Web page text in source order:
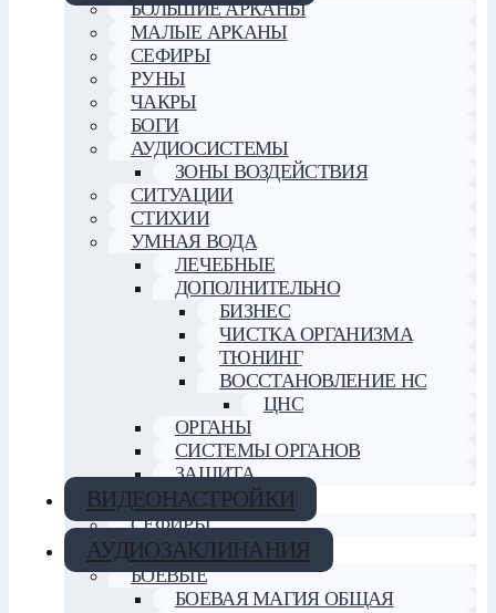
БОЛЬШИЕ АРКАНЫ
МАЛЫЕ АРКАНЫ
СЕФИРЫ
РУНЫ
ЧАКРЫ
БОГИ
АУДИОСИСТЕМЫ
ЗОНЫ ВОЗДЕЙСТВИЯ
СИТУАЦИИ
СТИХИИ
УМНАЯ ВОДА
ЛЕЧЕБНЫЕ
ДОПОЛНИТЕЛЬНО
БИЗНЕС
ЧИСТКА ОРГАНИЗМА
ТЮНИНГ
ВОССТАНОВЛЕНИЕ НС
ЦНС
ОРГАНЫ
СИСТЕМЫ ОРГАНОВ
ЗАЩИТА
ВИДЕОНАСТРОЙКИ
СЕФИРЫ
АУДИОЗАКЛИНАНИЯ
БОЕВЫЕ
БОЕВАЯ МАГИЯ ОБЩАЯ